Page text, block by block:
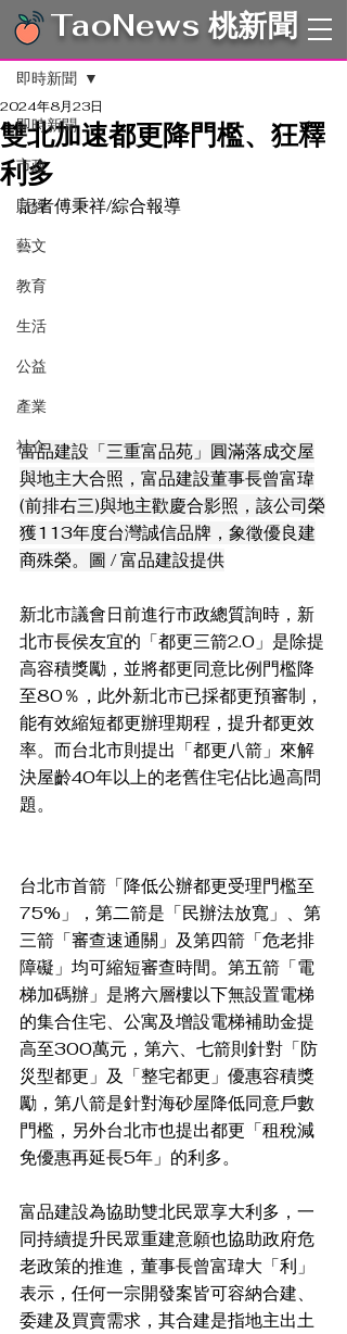
TaoNews 桃新聞
文章
即時新聞
市政
財經
藝文
教育
生活
公益
產業
社企
即時新聞
雙北加速都更降門檻、狂釋
利多
2024年8月23日
記者傅秉祥/綜合報導
富品建設「三重富品苑」圓滿落成交屋
與地主大合照，富品建設董事長曾富瑋
(前排右三)與地主歡慶合影照，該公司榮
獲113年度台灣誠信品牌，象徵優良建
商殊榮。圖 / 富品建設提供
新北市議會日前進行市政總質詢時，新
北市長侯友宜的「都更三箭2.0」是除提
高容積獎勵，並將都更同意比例門檻降
至80％，此外新北市已採都更預審制，
能有效縮短都更辦理期程，提升都更效
率。而台北市則提出「都更八箭」來解
決屋齡40年以上的老舊住宅佔比過高問
題。
台北市首箭「降低公辦都更受理門檻至
75%」，第二箭是「民辦法放寬」、第
三箭「審查速通關」及第四箭「危老排
障礙」均可縮短審查時間。第五箭「電
梯加碼辦」是將六層樓以下無設置電梯
的集合住宅、公寓及增設電梯補助金提
高至300萬元，第六、七箭則針對「防
災型都更」及「整宅都更」優惠容積獎
勵，第八箭是針對海砂屋降低同意戶數
門檻，另外台北市也提出都更「租稅減
免優惠再延長5年」的利多。
富品建設為協助雙北民眾享大利多，一
同持續提升民眾重建意願也協助政府危
老政策的推進，董事長曾富瑋大「利」
表示，任何一宗開發案皆可容納合建、
委建及買賣需求，其合建是指地主出土